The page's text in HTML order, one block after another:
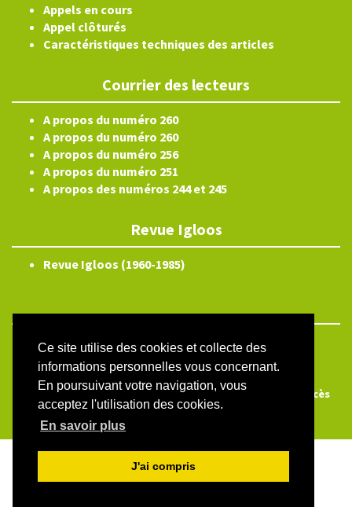
Ce site utilise des cookies et collecte des
informations personnelles vous concernant.
En poursuivant votre navigation, vous
acceptez l'utilisation des cookies.
En savoir plus
J'ai compris
Appels en cours
Appel clôturés
Caractéristiques techniques des articles
Courrier des lecteurs
A propos du numéro 260
A propos du numéro 260
A propos du numéro 256
A propos du numéro 251
A propos des numéros 244 et 245
Revue Igloos
Revue Igloos (1960-1985)
ISSN électronique 2804-3359
Plan du site
Créé et hébergé par Chapitre 9—Édité avec Lodel
Accès
réservé